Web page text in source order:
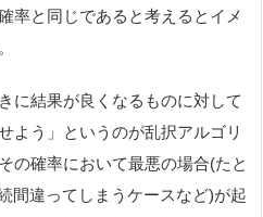
率と同じであると考えるとイメ
に結果が良くなるものに対して
よう」というのが乱択アルゴリ
の確率において最悪の場合(たと
間違ってしまうケースなど)が起